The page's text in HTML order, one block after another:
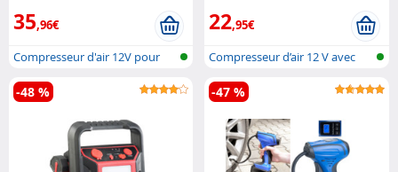
35,96€
Compresseur d'air 12V pour
véhicule
22,95€
Compresseur d’air 12 V avec
afficha...
-48 % -47 %